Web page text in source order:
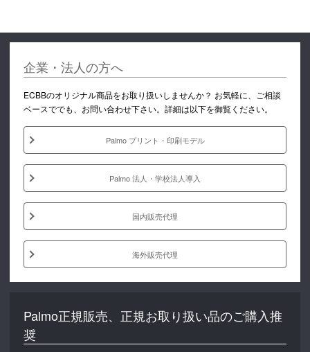
企業・法人の方へ
ECBBのオリジナル商品をお取り扱いしませんか？ お気軽に、ご相談
ベースででも、お問い合わせ下さい。詳細は以下を御覧ください。
Palmo プリント・印刷モデル
Palmo 法人・学校法人導入
国内販売代理
海外販売代理
Palmo正規販売、正規お取り扱い品のご購入推
奨